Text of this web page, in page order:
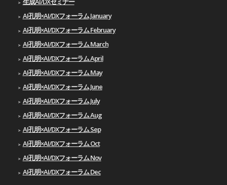
AI孔明×AI/DXフォーラム January
AI孔明×AI/DXフォーラム February
AI孔明×AI/DXフォーラム March
AI孔明×AI/DXフォーラム April
AI孔明×AI/DXフォーラム May
AI孔明×AI/DXフォーラム June
AI孔明×AI/DXフォーラム July
AI孔明×AI/DXフォーラム Aug
AI孔明×AI/DXフォーラム Sep
AI孔明×AI/DXフォーラム Oct
AI孔明×AI/DXフォーラム Nov
AI孔明×AI/DXフォーラム Dec